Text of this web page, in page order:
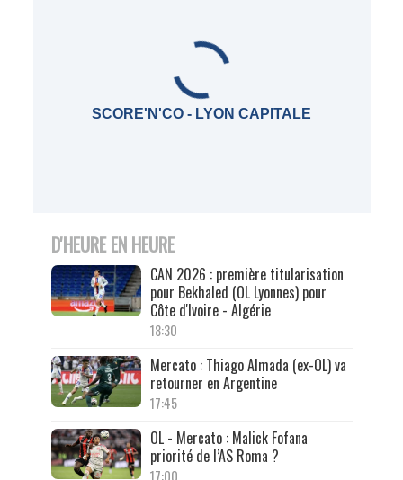
SCORE'N'CO - LYON CAPITALE
D'HEURE EN HEURE
CAN 2026 : première titularisation
pour Bekhaled (OL Lyonnes) pour
Côte d'Ivoire - Algérie
18:30
Mercato : Thiago Almada (ex-OL) va
retourner en Argentine
17:45
OL - Mercato : Malick Fofana
priorité de l’AS Roma ?
17:00